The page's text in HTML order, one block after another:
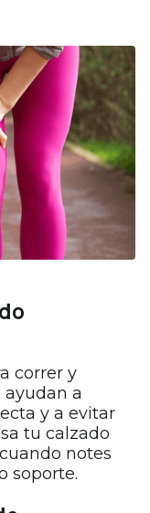
correr y
a
y a evitar
tu calzado
notes
soporte.